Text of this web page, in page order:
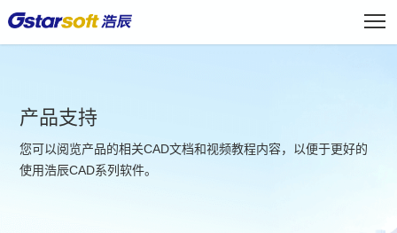
产品支持
您可以阅览产品的相关CAD文档和视频教程内容，以便于更好的
使用浩辰CAD系列软件。